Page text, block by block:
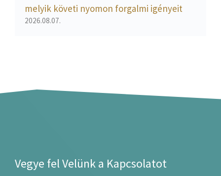
melyik követi nyomon forgalmi igényeit
2026.08.07.
Vegye fel Velünk a Kapcsolatot